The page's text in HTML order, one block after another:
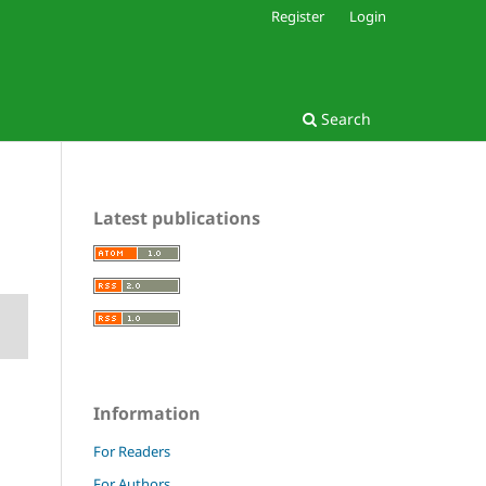
Search
Register Login
Latest publications
Information
For Readers